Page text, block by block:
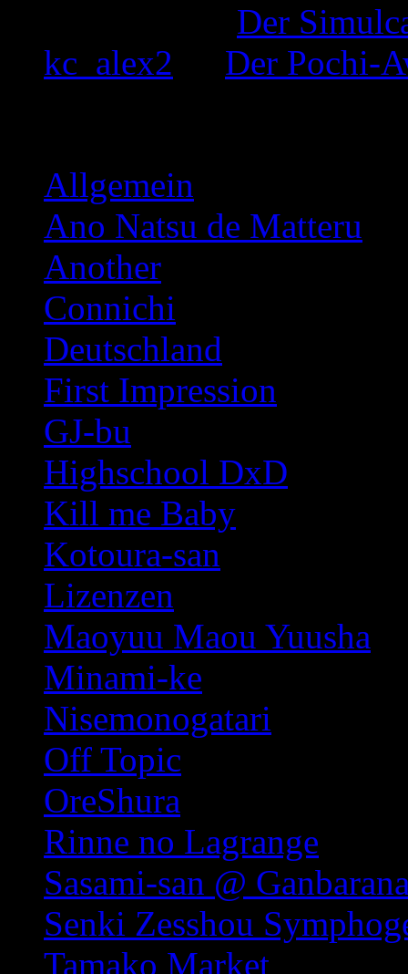
Der
kc_alex2
Der Pochi-
Allgemein
Ano Natsu de Matteru
Another
Connichi
Deutschland
First Impression
GJ-bu
Highschool DxD
Kill me Baby
Kotoura-san
Lizenzen
Maoyuu Maou Yuusha
Minami-ke
Nisemonogatari
Off Topic
OreShura
Rinne no Lagrange
Sasami-san @
Senki Zesshou
Tamako Market